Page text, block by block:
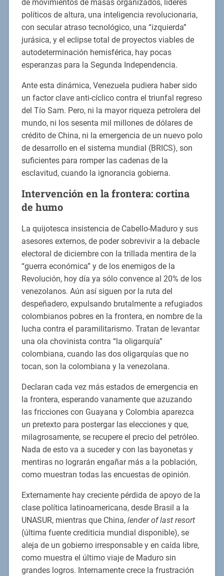
de movimientos de masas organizados, líderes
políticos de altura, una inteligencia revolucionaria,
con secular atraso tecnológico, una “izquierda”
jurásica, y el eclipse total de proyectos viables de
autodeterminación hemisférica, hay pocas
esperanzas para la Segunda Independencia.
Ante esta dinámica, Venezuela pudiera haber sido
un factor clave anti-cíclico contra el triunfal regreso
del Tío Sam. Pero, ni la mayor riqueza petrolera del
mundo, ni los sesenta mil millones de dólares de
crédito de China, ni la emergencia de un nuevo polo
de desarrollo en el sistema mundial (BRICS), son
suficientes para romper las cadenas de la
esclavitud, cuando la ignorancia gobierna.
Intervención en la frontera: cortina
de humo
La quijotesca insistencia de Cabello-Maduro y sus
asesores externos, de poder sobrevivir a la debacle
electoral de diciembre con la trillada mentira de la
“guerra económica” y de los enemigos de la
Revolución, hoy día ya sólo convence al 20% de los
venezolanos. Aún así siguen por la ruta del
despeñadero, expulsando brutalmente a refugiados
colombianos pobres en la frontera, en nombre de la
lucha contra el paramilitarismo. Tratan de levantar
una ola chovinista contra “la oligarquía”
colombiana, cuando las dos oligarquías que no
tocan, son la colombiana y la venezolana.
Declaran cada vez más estados de emergencia en
la frontera, esperando vanamente que azuzando
las fricciones con Guayana y Colombia aparezca
un pretexto para postergar las elecciones y que,
milagrosamente, se recupere el precio del petróleo.
Nada de esto va a suceder y con las bayonetas y
mentiras no lograrán engañar más a la población,
como muestran todas las encuestas de opinión.
Externamente hay creciente pérdida de apoyo de la
clase política latinoamericana, desde Brasil a la
UNASUR, mientras que China, lender of last resort
(última fuente crediticia mundial disponible), se
aleja de un gobierno irresponsable y en caída libre,
como muestra el último viaje de Maduro sin
grandes logros. Internamente crece la frustración